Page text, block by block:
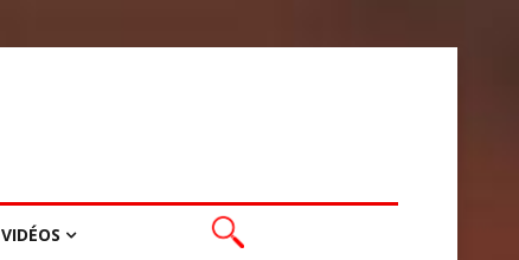
VIDÉOS